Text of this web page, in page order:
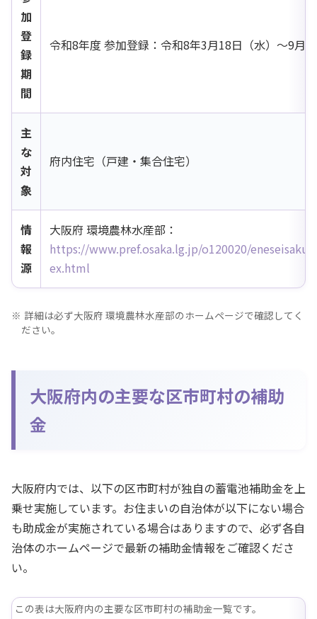
加
登
録
期
間
令和8年度 参加登録：令和8年3月18日（水）〜9月
主
な
対
象
府内住宅（戸建・集合住宅）
情
報
源
大阪府 環境農林水産部：
https://www.pref.osaka.lg.jp/o120020/
ex.html
詳細は必ず大阪府 環境農林水産部のホームページで確認してく
ださい。
大阪府内の主要な区市町村の補助
金
大阪府内では、以下の区市町村が独自の蓄電池補助金を上
乗せ実施しています。お住まいの自治体が以下にない場合
も助成金が実施されている場合はありますので、必ず各自
治体のホームページで最新の補助金情報をご確認くださ
い。
この表は大阪府内の主要な区市町村の補助金一覧です。